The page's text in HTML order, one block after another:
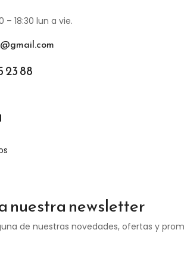
– 18:30 lun a vie.
23 88
nuestra newsletter
de nuestras novedades, ofertas y